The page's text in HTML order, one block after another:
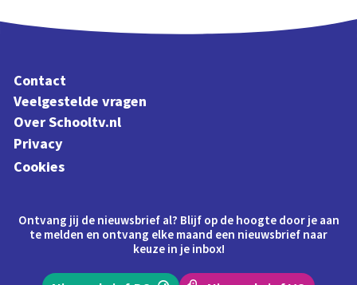
Contact
Veelgestelde vragen
Over Schooltv.nl
Privacy
Cookies
Ontvang jij de nieuwsbrief al? Blijf op de hoogte door je aan
te melden en ontvang elke maand een nieuwsbrief naar
keuze in je inbox!